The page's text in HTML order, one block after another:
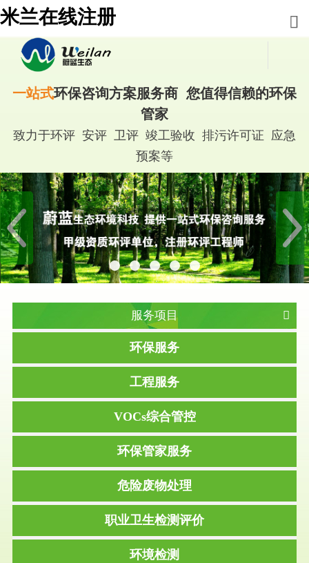
米兰在线注册
一站式环保咨询方案服务商 您值得信赖的环保
管家
致力于环评 安评 卫评 竣工验收 排污许可证 应急
预案等
服务项目
环保服务
工程服务
VOCs综合管控
环保管家服务
危险废物处理
职业卫生检测评价
环境检测